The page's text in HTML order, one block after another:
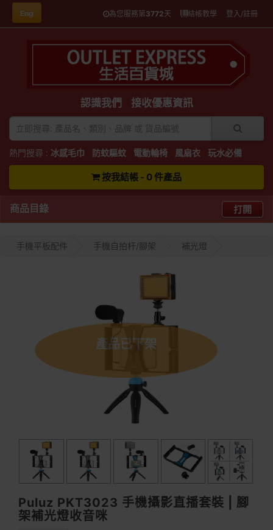
Eng 為您服務第3772天 結帳教學 登入/註冊
認識我們 接收優惠資訊
熱門搜尋 : 冰感毛巾 防蚊驅蚊 電動輪椅 風扇衣 玩水必備
按我結帳 - 0 件產品
商品目錄 打開
手機平板配件 手機自拍杆/腳架 補光燈
產品已下架
Puluz PKT3023 手機攝影直播套裝 | 腳
架補光燈收音咪